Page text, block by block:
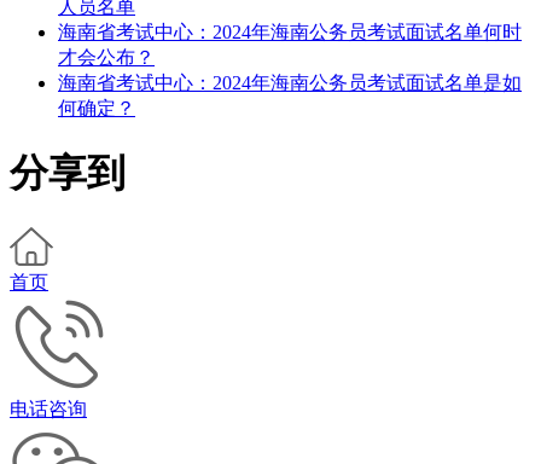
人员名单
海南省考试中心：2024年海南公务员考试面试名单何时
才会公布？
海南省考试中心：2024年海南公务员考试面试名单是如
何确定？
分享到
首页
电话咨询